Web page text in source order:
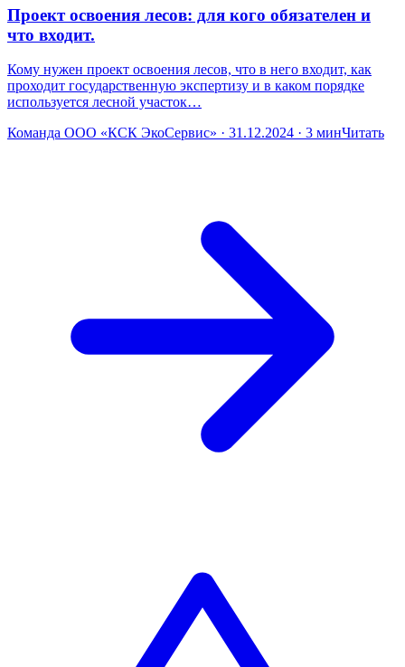
Проект освоения лесов: для кого обязателен и
что входит.
Кому нужен проект освоения лесов, что в него входит, как
проходит государственную экспертизу и в каком порядке
используется лесной участок…
Команда ООО «КСК ЭкоСервис» · 31.12.2024 · 3 минЧитать